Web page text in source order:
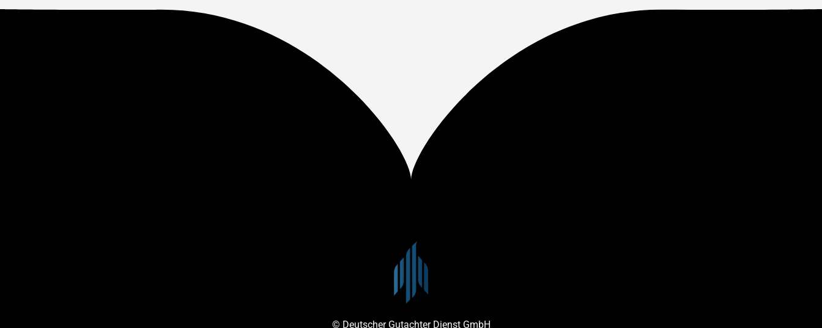
© Deutscher Gutachter Dienst GmbH